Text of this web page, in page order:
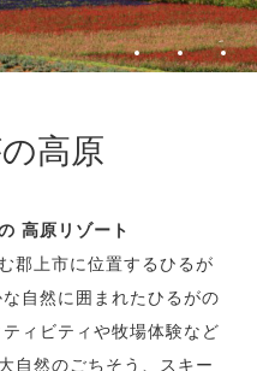
高原
高原リゾート
郡上市に位置するひるが
自然に囲まれたひるがの
ィビティや牧場体験など
自然のごちそう、スキー